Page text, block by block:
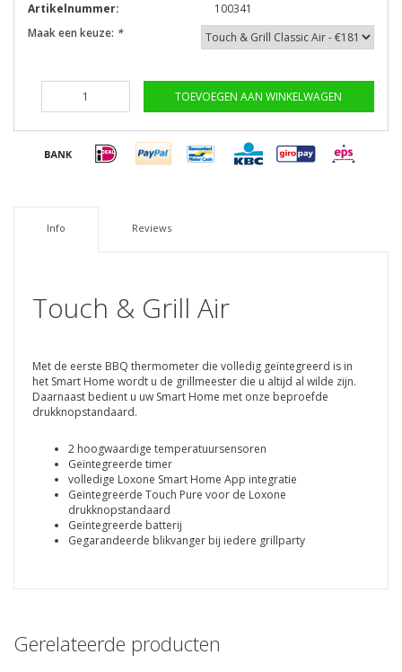
Artikelnummer:
100341
Maak een keuze: *
TOEVOEGEN AAN WINKELWAGEN
Info Reviews
Touch & Grill Air
Met de eerste BBQ thermometer die volledig geïntegreerd is in
het Smart Home wordt u de grillmeester die u altijd al wilde zijn.
Daarnaast bedient u uw Smart Home met onze beproefde
drukknopstandaard.
2 hoogwaardige temperatuursensoren
Geïntegreerde timer
volledige Loxone Smart Home App integratie
Geïntegreerde Touch Pure voor de Loxone
drukknopstandaard
Geïntegreerde batterij
Gegarandeerde blikvanger bij iedere grillparty
Gerelateerde producten